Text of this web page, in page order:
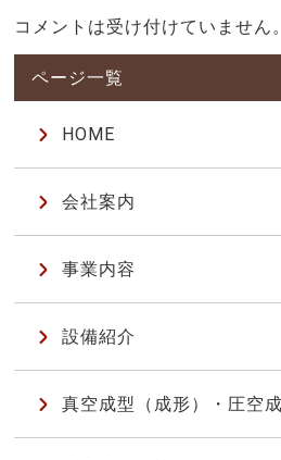
コメントは受け付けていません。
HOME
会社案内
事業内容
設備紹介
真空成型（成形）・圧空成